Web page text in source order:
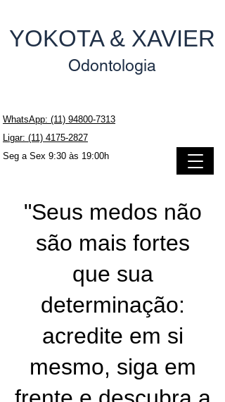
YOKOTA & XAVIER
Odontologia
WhatsApp: (11) 94800-7313
Ligar: (11) 4175-2827
Seg a Sex 9:30 às 19:00h
"Seus medos não
são mais fortes
que sua
determinação:
acredite em si
mesmo, siga em